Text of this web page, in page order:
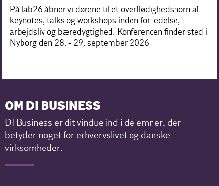
På lab26 åbner vi dørene til et overflødighedshorn af
keynotes, talks og workshops inden for ledelse,
arbejdsliv og bæredygtighed. Konferencen finder sted i
Nyborg den 28. - 29. september 2026
OM DI BUSINESS
DI Business er dit vindue ind i de emner, der
betyder noget for erhvervslivet og danske
virksomheder.